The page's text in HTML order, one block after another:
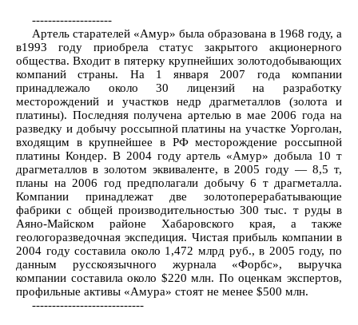
--------------------
Артель старателей «Амур» была образована в 1968 году, а
в1993 году приобрела статус закрытого акционерного
общества. Входит в пятерку крупнейших золотодобывающих
компаний страны. На 1 января 2007 года компании
принадлежало около 30 лицензий на разработку
месторождений и участков недр драгметаллов (золота и
платины). Последняя получена артелью в мае 2006 года на
разведку и добычу россыпной платины на участке Уорголан,
входящим в крупнейшее в РФ месторождение россыпной
платины Кондер. В 2004 году артель «Амур» добыла 10 т
драгметаллов в золотом эквиваленте, в 2005 году — 8,5 т,
планы на 2006 год предполагали добычу 6 т драгметалла.
Компании принадлежат две золотоперерабатывающие
фабрики с общей производительностью 300 тыс. т руды в
Аяно-Майском районе Хабаровского края, а также
геологоразведочная экспедиция. Чистая прибыль компании в
2004 году составила около 1,472 млрд руб., в 2005 году, по
данным русскоязычного журнала «Форбс», выручка
компании составила около $220 млн. По оценкам экспертов,
профильные активы «Амура» стоят не менее $500 млн.
----------------------------